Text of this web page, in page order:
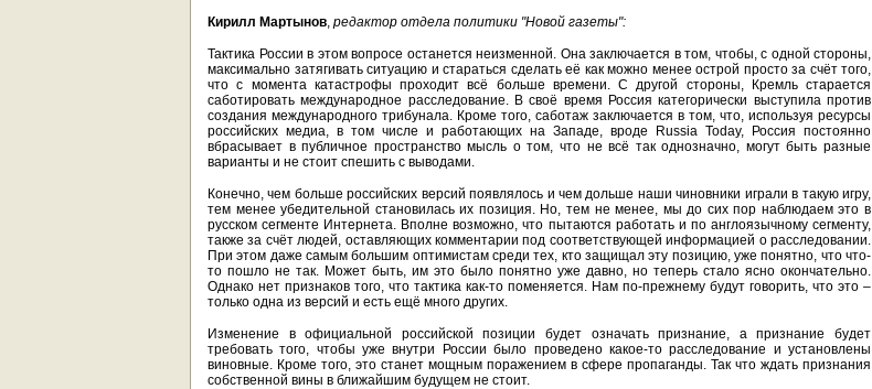
Кирилл Мартынов, редактор отдела политики "Новой газеты":
Тактика России в этом вопросе останется неизменной. Она заключается в том, чтобы, с одной стороны,
максимально затягивать ситуацию и стараться сделать её как можно менее острой просто за счёт того,
что с момента катастрофы проходит всё больше времени. С другой стороны, Кремль старается
саботировать международное расследование. В своё время Россия категорически выступила против
создания международного трибунала. Кроме того, саботаж заключается в том, что, используя ресурсы
российских медиа, в том числе и работающих на Западе, вроде Russia Today, Россия постоянно
вбрасывает в публичное пространство мысль о том, что не всё так однозначно, могут быть разные
варианты и не стоит спешить с выводами.
Конечно, чем больше российских версий появлялось и чем дольше наши чиновники играли в такую игру,
тем менее убедительной становилась их позиция. Но, тем не менее, мы до сих пор наблюдаем это в
русском сегменте Интернета. Вполне возможно, что пытаются работать и по англоязычному сегменту,
также за счёт людей, оставляющих комментарии под соответствующей информацией о расследовании.
При этом даже самым большим оптимистам среди тех, кто защищал эту позицию, уже понятно, что что-
то пошло не так. Может быть, им это было понятно уже давно, но теперь стало ясно окончательно.
Однако нет признаков того, что тактика как-то поменяется. Нам по-прежнему будут говорить, что это –
только одна из версий и есть ещё много других.
Изменение в официальной российской позиции будет означать признание, а признание будет
требовать того, чтобы уже внутри России было проведено какое-то расследование и установлены
виновные. Кроме того, это станет мощным поражением в сфере пропаганды. Так что ждать признания
собственной вины в ближайшим будущем не стоит.